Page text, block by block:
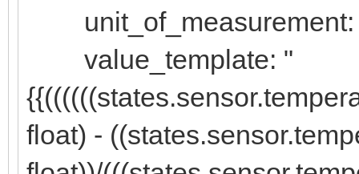
unit_of_measurement:
value_template: "
float) -